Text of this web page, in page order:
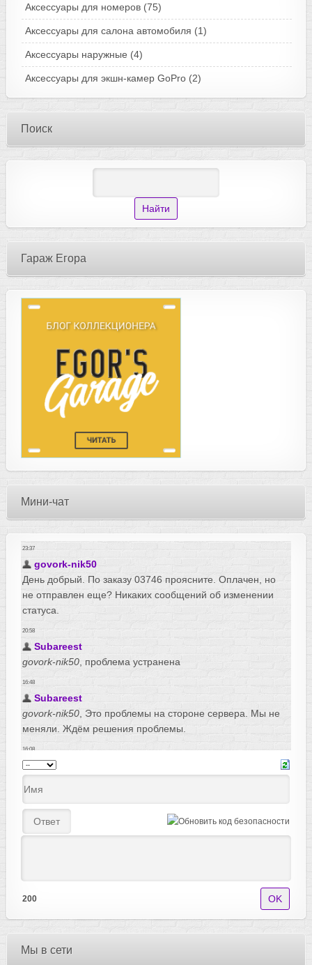
Аксессуары для номеров (75)
Аксессуары для салона автомобиля (1)
Аксессуары наружные (4)
Аксессуары для экшн-камер GoPro (2)
Поиск
Гараж Егора
Мини-чат
200
Мы в сети